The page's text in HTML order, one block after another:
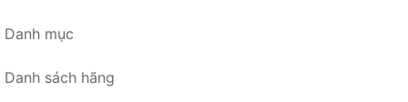
Danh mục
Danh sách hãng